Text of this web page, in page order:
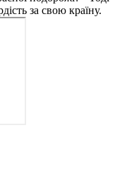
за свою країну.